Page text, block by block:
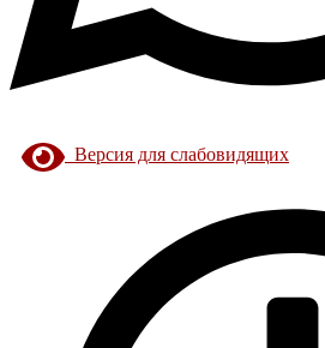
Версия для слабовидящих